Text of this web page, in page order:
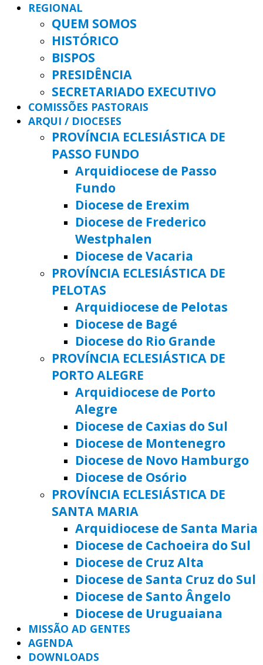
REGIONAL
QUEM SOMOS
HISTÓRICO
BISPOS
PRESIDÊNCIA
SECRETARIADO EXECUTIVO
COMISSÕES PASTORAIS
ARQUI / DIOCESES
PROVÍNCIA ECLESIÁSTICA DE
PASSO FUNDO
Arquidiocese de Passo
Fundo
Diocese de Erexim
Diocese de Frederico
Westphalen
Diocese de Vacaria
PROVÍNCIA ECLESIÁSTICA DE
PELOTAS
Arquidiocese de Pelotas
Diocese de Bagé
Diocese do Rio Grande
PROVÍNCIA ECLESIÁSTICA DE
PORTO ALEGRE
Arquidiocese de Porto
Alegre
Diocese de Caxias do Sul
Diocese de Montenegro
Diocese de Novo Hamburgo
Diocese de Osório
PROVÍNCIA ECLESIÁSTICA DE
SANTA MARIA
Arquidiocese de Santa Maria
Diocese de Cachoeira do Sul
Diocese de Cruz Alta
Diocese de Santa Cruz do Sul
Diocese de Santo Ângelo
Diocese de Uruguaiana
MISSÃO AD GENTES
AGENDA
DOWNLOADS